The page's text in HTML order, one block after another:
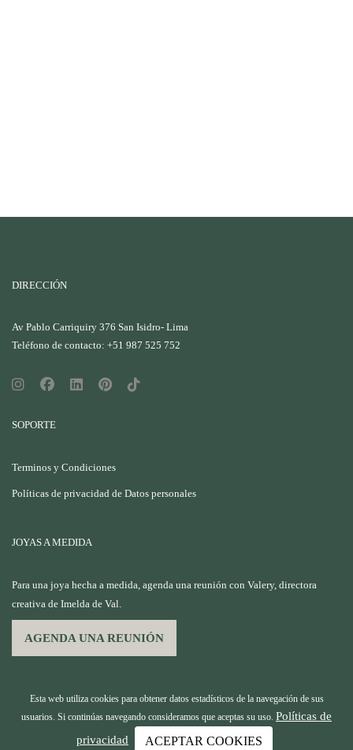
DIRECCIÓN
Av Pablo Carriquiry 376 San Isidro- Lima
Teléfono de contacto: +51 987 525 752
SOPORTE
Terminos y Condiciones
Políticas de privacidad de Datos personales
JOYAS A MEDIDA
Para una joya hecha a medida, agenda una reunión con Valery, directora
creativa de Imelda de Val.
AGENDA UNA REUNIÓN
Esta web utiliza cookies para obtener datos estadísticos de la navegación de sus
usuarios. Si continúas navegando consideramos que aceptas su uso. Políticas de
privacidad
ACEPTAR COOKIES